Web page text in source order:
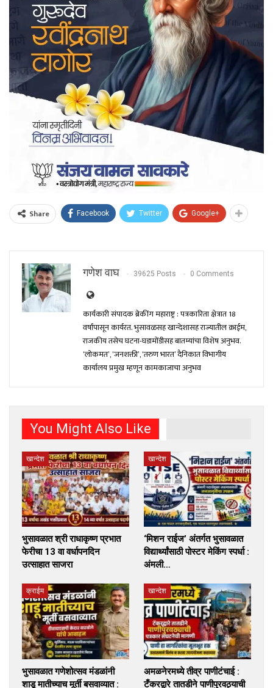
Share Facebook Twitter Google+
गणेश वाघ 39625 Posts 0 Comments
कार्यकारी संपादक ब्रेकींग महाराष्ट्र : पत्रकारिता क्षेत्रात 18
वर्षांपासून कार्यरत. भुसावळसह खान्देशासह राज्यातील क्राईम,
राजकीय तसेच घटना-घडामोंडीसह बातम्यांचा विशेष अनुभव.
‘लोकमत’, ‘जनशक्ती’, ‘तरुण भारत’ दैनिकात विभागीय
कार्यालय प्रमुख म्हणून कामकाजाचा अनुभव
You Might Also Like
खान्देश
भुसावळात श्री राधाकृष्ण प्रभात
फेरीचा 13 वा वर्धापनदिन
उत्साहात साजरा
खान्देश
‘मिशन राईज’ अंतर्गत भुसावळात
विद्यार्थ्यांसाठी पोस्टर मेकिंग स्पर्धा :
अंमली…
क्राईम
भुसावळात गणेशोत्सव मंडळांनी
शाडू मातीच्याच मूर्ती बसवाव्यात :
खान्देश
अमळनेरमध्ये तीव्र पाणीटंचाई :
टँकरद्वारे तातडीने पाणीपुरवठ्याची